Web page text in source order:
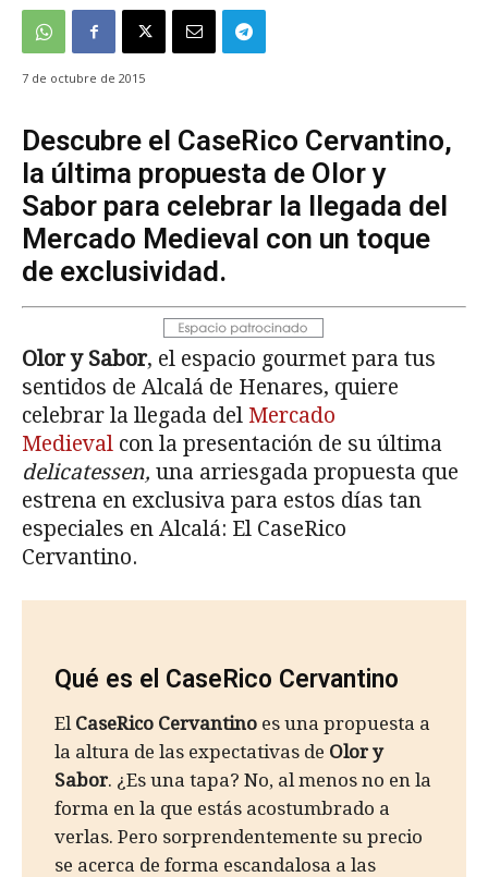
7 de octubre de 2015
Descubre el CaseRico Cervantino,
la última propuesta de Olor y
Sabor para celebrar la llegada del
Mercado Medieval con un toque
de exclusividad.
Olor y Sabor, el espacio gourmet para tus
sentidos de Alcalá de Henares, quiere
celebrar la llegada del Mercado
Medieval con la presentación de su última
delicatessen, una arriesgada propuesta que
estrena en exclusiva para estos días tan
especiales en Alcalá: El CaseRico
Cervantino.
Qué es el CaseRico Cervantino
El CaseRico Cervantino es una propuesta a
la altura de las expectativas de Olor y
Sabor. ¿Es una tapa? No, al menos no en la
forma en la que estás acostumbrado a
verlas. Pero sorprendentemente su precio
se acerca de forma escandalosa a las